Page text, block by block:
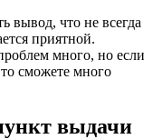
вывод, что не всегда
приятной.
много, но если
сможете много
выдачи